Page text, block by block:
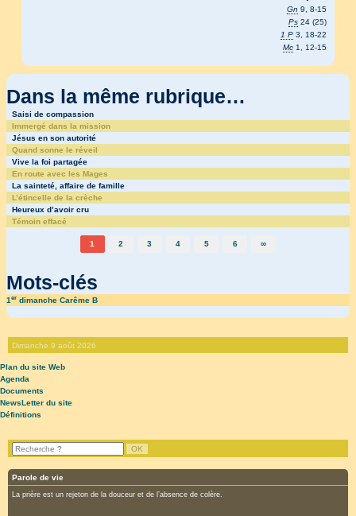
Gn 9, 8-15
Ps 24 (25)
1 P 3, 18-22
Mc 1, 12-15
Dans la même rubrique…
Saisi de compassion
Immergé dans la mission
Jésus en son autorité
Quand sonne le réveil
Vive la foi partagée
En route avec les Mages
La sainteté, affaire de famille
L’étincelle de la crèche
Heureux d’avoir cru
Témoin effacé
1 2 3 4 5 6 ∞
Mots-clés
1erdimanche Carême B
Dimanche 9 août 2026
Plan du site Web
Agenda
Documents
NewsLetter du site
Définitions
Parole de vie
La prière est un rejeton de la douceur et de l’absence de colère.